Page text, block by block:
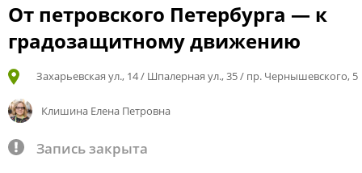
От петровского Петербурга — к
градозащитному движению
Захарьевская ул., 14 / Шпалерная ул., 35 / пр. Чернышевского, 5
Клишина Елена Петровна
Запись закрыта